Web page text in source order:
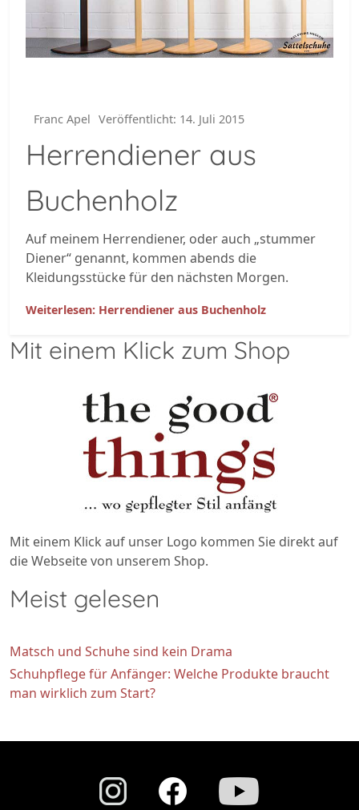
Franc Apel Veröffentlicht: 14. Juli 2015
Herrendiener aus
Buchenholz
Auf meinem Herrendiener, oder auch „stummer
Diener“ genannt, kommen abends die
Kleidungsstücke für den nächsten Morgen.
Weiterlesen: Herrendiener aus Buchenholz
Mit einem Klick zum Shop
Mit einem Klick auf unser Logo kommen Sie direkt auf
die Webseite von unserem Shop.
Meist gelesen
Matsch und Schuhe sind kein Drama
Schuhpflege für Anfänger: Welche Produkte braucht
man wirklich zum Start?